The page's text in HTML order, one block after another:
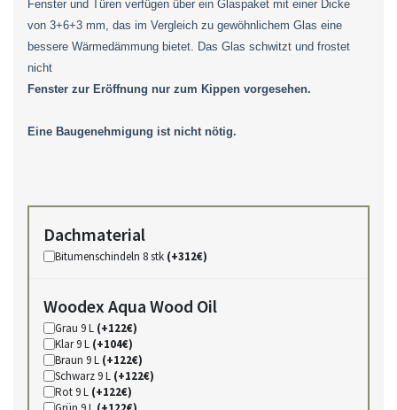
Fenster und Türen verfügen über ein Glaspaket mit einer Dicke
von 3+6+3 mm, das im Vergleich zu gewöhnlichem Glas eine
bessere Wärmedämmung bietet. Das Glas schwitzt und frostet
nicht
Fenster zur Eröffnung nur zum Kippen vorgesehen.
Eine Baugenehmigung ist nicht nötig.
Dachmaterial
Bitumenschindeln 8 stk (+312€)
Woodex Aqua Wood Oil
Grau 9 L (+122€)
Klar 9 L (+104€)
Braun 9 L (+122€)
Schwarz 9 L (+122€)
Rot 9 L (+122€)